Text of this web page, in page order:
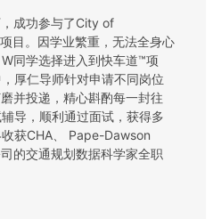
成功参与了City of
目。因学业繁重，无法全身心
同学选择进入到快车道™项
厚仁导师针对申请不同岗位
并投递，精心斟酌每一封往
导，顺利通过面试，获得多
获CHA、 Pape-Dawson
的交通规划数据科学家全职